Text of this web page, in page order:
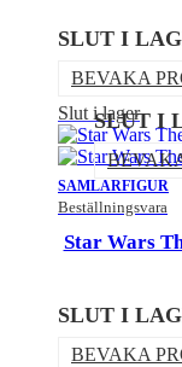
SLUT I
BEVAKA
Slut i lager
SAMLARFIGUR
Beställningsvara
SLUT I
Star Wars
SLUT I
BEVAKA